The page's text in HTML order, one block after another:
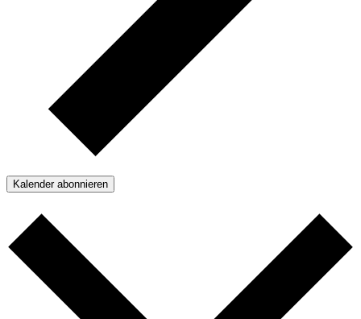
Kalender abonnieren